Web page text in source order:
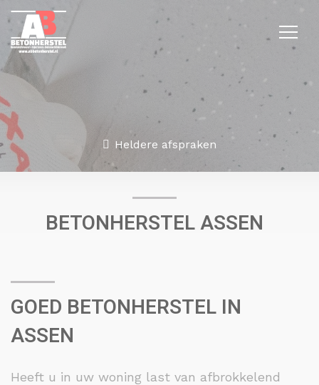
Heldere afspraken
BETONHERSTEL ASSEN
GOED BETONHERSTEL IN
ASSEN
Heeft u in uw woning last van afbrokkelend